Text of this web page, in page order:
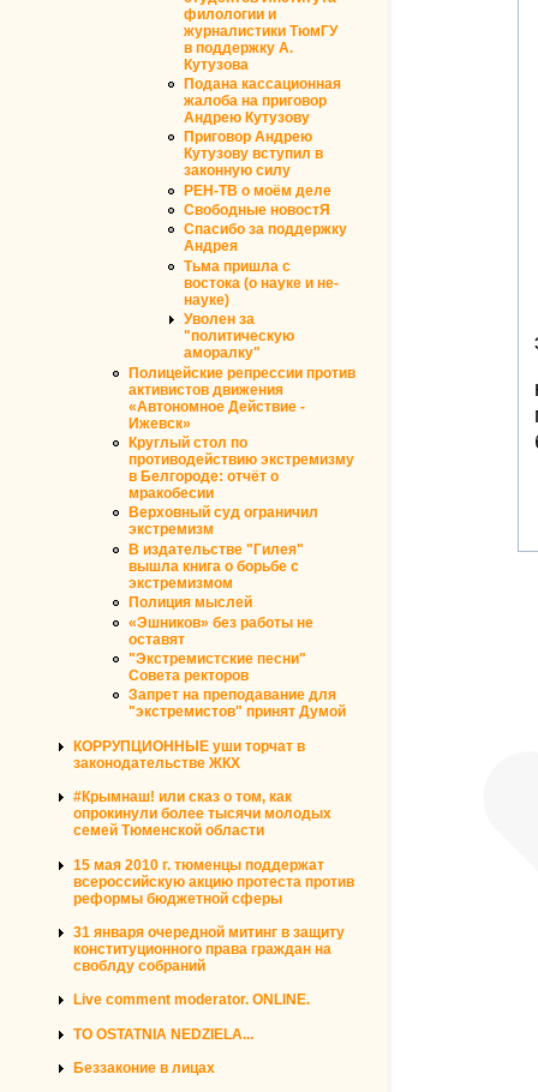
филологии и
журналистики ТюмГУ
в поддержку А.
Кутузова
Подана кассационная
жалоба на приговор
Андрею Кутузову
Приговор Андрею
Кутузову вступил в
законную силу
РЕН-ТВ о моём деле
Свободные новостЯ
Спасибо за поддержку
Андрея
Тьма пришла с
востока (о науке и не-
науке)
Уволен за
"политическую
аморалку"
Полицейские репрессии против
активистов движения
«Автономное Действие -
Ижевск»
Круглый стол по
противодействию экстремизму
в Белгороде: отчёт о
мракобесии
Верховный суд ограничил
экстремизм
В издательстве "Гилея"
вышла книга о борьбе с
экстремизмом
Полиция мыслей
«Эшников» без работы не
оставят
"Экстремистские песни"
Совета ректоров
Запрет на преподавание для
"экстремистов" принят Думой
КОРРУПЦИОННЫЕ уши торчат в
законодательстве ЖКХ
#Крымнаш! или сказ о том, как
опрокинули более тысячи молодых
семей Тюменской области
15 мая 2010 г. тюменцы поддержат
всероссийскую акцию протеста против
реформы бюджетной сферы
31 января очередной митинг в защиту
конституционного права граждан на
своблду собраний
Live comment moderator. ONLINE.
TO OSTATNIA NEDZIELA...
Беззаконие в лицах